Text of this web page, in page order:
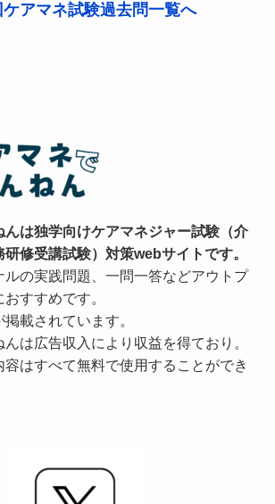
アマネ試験過去問一覧へ
んは独学向けケアマネジャー試験（介
修受講試験）対策webサイトです。
ルの実践問題、一問一答などアウトプ
すすめです。
載されています。
は広告収入により収益を得ており。
はすべて無料で使用することができ